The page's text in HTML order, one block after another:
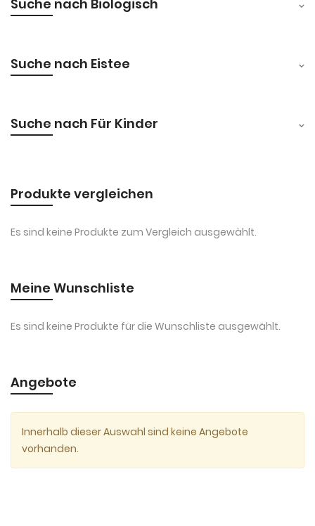
Suche nach Biologisch
Suche nach Eistee
Suche nach Für Kinder
Produkte vergleichen
Es sind keine Produkte zum Vergleich ausgewählt.
Meine Wunschliste
Es sind keine Produkte für die Wunschliste ausgewählt.
Angebote
Innerhalb dieser Auswahl sind keine Angebote
vorhanden.